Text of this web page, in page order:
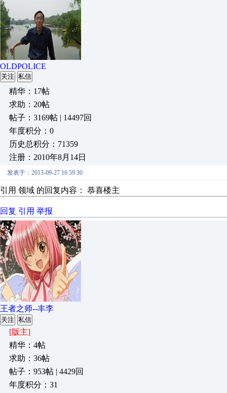
OLDPOLICE
关注 私信
精华：17帖
求助：20帖
帖子：3169帖 | 14497回
年度积分：0
历史总积分：71359
注册：2010年8月14日
发表于：2013-09-27 16:59:30
引用 领域 的回复内容： 恭喜楼主
回复 引用 举报
王者之师--丰李
关注 私信
[版主]
精华：4帖
求助：36帖
帖子：953帖 | 4429回
年度积分：31